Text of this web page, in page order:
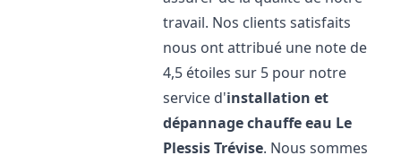
travail. Nos clients satisfaits
nous ont attribué une note de
4,5 étoiles sur 5 pour notre
service d'installation et
dépannage chauffe eau Le
Plessis Trévise. Nous sommes